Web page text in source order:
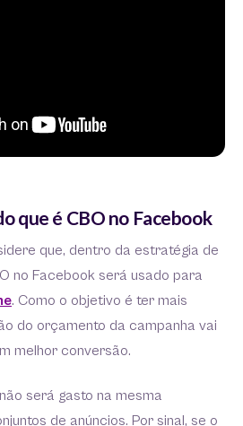
que é CBO no Facebook
que, dentro da estratégia de
no Facebook será usado para
. Como o objetivo é ter mais
do orçamento da campanha vai
melhor conversão.
será gasto na mesma
de anúncios. Por sinal, se o